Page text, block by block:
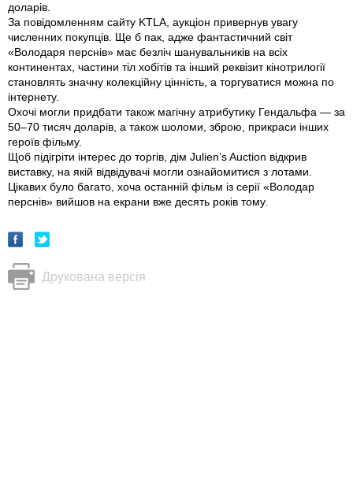
доларів.
За повідомленням сайту KTLA, аукціон привернув увагу
численних покупців. Ще б пак, адже фантастичний світ
«Володаря перснів» має безліч шанувальників на всіх
континентах, частини тіл хобітів та інший реквізит кінотрилогії
становлять значну колекційну цінність, а торгуватися можна по
інтернету.
Охочі могли придбати також магічну атрибутику Гендальфа — за
50–70 тисяч доларів, а також шоломи, зброю, прикраси інших
героїв фільму.
Щоб підігріти інтерес до торгів, дім Julien’s Auction відкрив
виставку, на якій відвідувачі могли ознайомитися з лотами.
Цікавих було багато, хоча останній фільм із серії «Володар
перснів» вийшов на екрани вже десять років тому.
Друкована версія